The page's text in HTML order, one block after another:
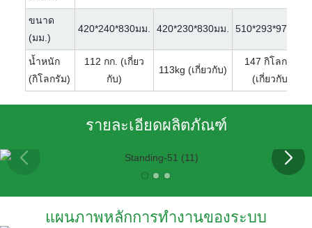
ขนาด
(มม.)
420*240*830มม. 420*230*830มม. 510*293*970มม.
น้ำหนัก
(กิโลกรัม)
112 กก. (เกี่ยว
กับ)
113kg (เกี่ยวกับ)
147 กิโลกรัม
(เกี่ยวกับ)
รายละเอียดผลิตภัณฑ์
แผนภาพหลักการทำงานของระบบ